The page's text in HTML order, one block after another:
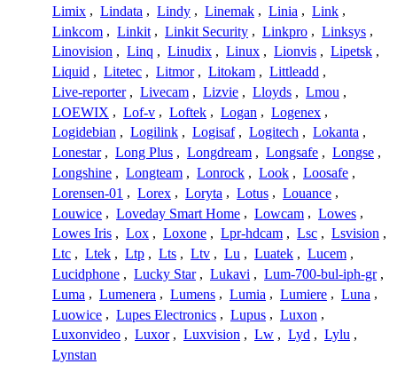
Limix , Lindata , Lindy , Linemak , Linia , Link ,
Linkcom , Linkit , Linkit Security , Linkpro , Linksys ,
Linovision , Linq , Linudix , Linux , Lionvis , Lipetsk ,
Liquid , Litetec , Litmor , Litokam , Littleadd ,
Live-reporter , Livecam , Lizvie , Lloyds , Lmou ,
LOEWIX , Lof-v , Loftek , Logan , Logenex ,
Logidebian , Logilink , Logisaf , Logitech , Lokanta ,
Lonestar , Long Plus , Longdream , Longsafe , Longse ,
Longshine , Longteam , Lonrock , Look , Loosafe ,
Lorensen-01 , Lorex , Loryta , Lotus , Louance ,
Louwice , Loveday Smart Home , Lowcam , Lowes ,
Lowes Iris , Lox , Loxone , Lpr-hdcam , Lsc , Lsvision ,
Ltc , Ltek , Ltp , Lts , Ltv , Lu , Luatek , Lucem ,
Lucidphone , Lucky Star , Lukavi , Lum-700-bul-iph-gr ,
Luma , Lumenera , Lumens , Lumia , Lumiere , Luna ,
Luowice , Lupes Electronics , Lupus , Luxon ,
Luxonvideo , Luxor , Luxvision , Lw , Lyd , Lylu ,
Lynstan